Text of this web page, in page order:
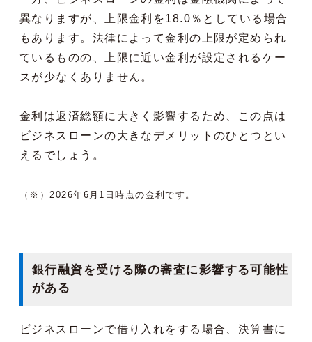
異なりますが、上限金利を18.0％としている場合
もあります。法律によって金利の上限が定められ
ているものの、上限に近い金利が設定されるケー
スが少なくありません。
金利は返済総額に大きく影響するため、この点は
ビジネスローンの大きなデメリットのひとつとい
えるでしょう。
（※）2026年6月1日時点の金利です。
銀行融資を受ける際の審査に影響する可能性
がある
ビジネスローンで借り入れをする場合、決算書に